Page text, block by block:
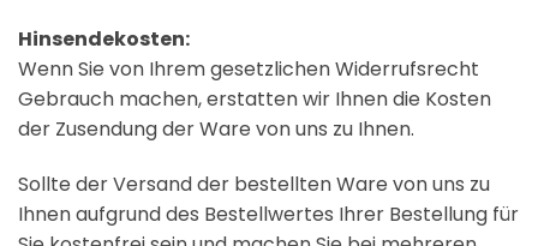
Hinsendekosten:
Wenn Sie von Ihrem gesetzlichen Widerrufsrecht
Gebrauch machen, erstatten wir Ihnen die Kosten
der Zusendung der Ware von uns zu Ihnen.
Sollte der Versand der bestellten Ware von uns zu
Ihnen aufgrund des Bestellwertes Ihrer Bestellung für